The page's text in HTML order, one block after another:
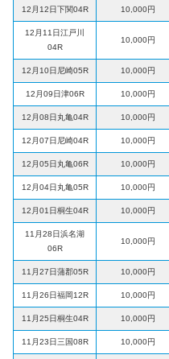
12月12日下関04R 10,000円
12月11日江戸川
04R
10,000円
12月10日尼崎05R 10,000円
12月09日津06R 10,000円
12月08日丸亀04R 10,000円
12月07日尼崎04R 10,000円
12月05日丸亀06R 10,000円
12月04日丸亀05R 10,000円
12月01日桐生04R 10,000円
11月28日浜名湖
06R
10,000円
11月27日蒲郡05R 10,000円
11月26日福岡12R 10,000円
11月25日桐生04R 10,000円
11月23日三国08R 10,000円